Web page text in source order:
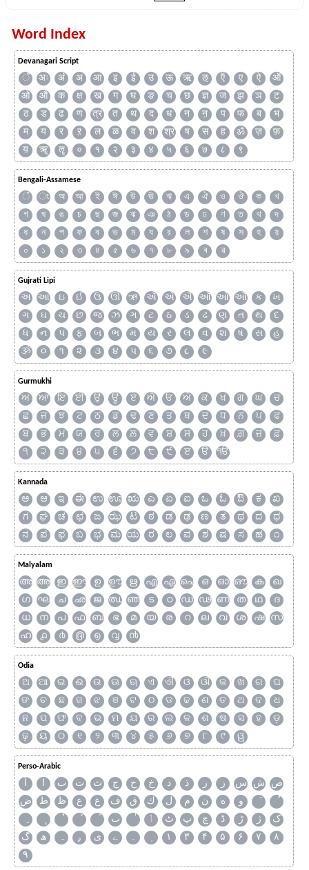
Word Index
Devanagari Script
ँ अः अं अ आ इ ई उ ऊ ऋ ऌ ऍ ए ऐ
ऑ
ओ
औ क क्ष ख ग घ ङ च छ ज्ञ ज झ ञ
ट
ठ
ड ढ ण त्र त थ द ध न ऩ प फ ब
भ
म
य र ऱ ल ळ व श श्र ष स ह ॐ ज़
फ़
य़
ॠ ॡ ० १ २ ३ ४ ५ ६ ७ ८ ९
Bengali-Assamese
ঁ ং অ আ ই ঈ উ ঊ ঋ এ ঐ ও ঔ ক
খ
গ
ঘ ঙ চ ছ জ ঝ ঞ ঠ ড ঢ ণ ত থ
দ
ধ
ন প ফ ব ভ ম য র ল শ ষ স হ
য়
০
১ ২ ৩ ৪ ৫ ৬ ৭ ৮ ৯ ৰ ৱ
Gujrati Lipi
અ આ ઇ ઈ ઉ ઊ ઋ ઍ એ ઐ ઑ ઓ ઔ ક
ખ
ગ
ઘ ચ છ જ ઝ ઞ ટ ઠ ડ ઢ ણ ત થ
દ
ધ
ન પ ફ બ ભ મ ય ર લ વ શ ષ સ
હ
ૐ
૦ ૧ ૨ ૩ ૪ ૫ ૬ ૭ ૮ ૯
Gurmukhi
ਅ ਆ ਇ ਈ ਉ ਊ ਏ ਐ ਓ ਔ ਕ ਖ ਗ ਘ
ਚ
ਛ
ਜ ਝ ਟ ਠ ਡ ਢ ਣ ਤ ਥ ਦ ਧ ਨ ਪ
ਫ
ਬ
ਭ ਮ ਯ ਰ ਲ ਲ਼ ਵ ਸ਼ ਸ ਹ ਖ਼ ਗ਼ ਜ਼
ਫ਼
੧
੨ ੩ ੪ ੫ ੬ ੭ ੮ ੯ ੲ ੳ ੴ
Kannada
ಅ ಆ ಇ ಈ ಉ ಊ ಋ ಎ ಏ ಐ ಒ ಓ ಔ ಕ
ಖ
ಗ
ಘ ಚ ಛ ಜ ಝ ಟ ಠ ಡ ಢ ಣ ತ ಥ ದ
ಧ
ನ
ಪ ಫ ಬ ಭ ಮ ಯ ರ ಲ ವ ಶ ಷ ಸ ಹ ೧
Malyalam
അ ആ ഇ ഈ ഉ ഊ ഋ എ ഏ ഐ ഒ ഓ ഔ ക
ഖ
ഗ
ഘ ച ഛ ജ ഝ ഞ ട ഠ ഡ ഢ ണ ത ഥ
ദ
ധ
ന പ ഫ ബ ഭ മ യ ര റ ല വ ശ ഷ
സ
ഹ
൧ ൪ ൫ ൭ ൮ ൯
Odia
ଅ ଆ ଇ ଈ ଉ ଊ ଋ ଏ ଐ ଓ ଔ କ ଖ ଗ
ଘ
ଙ
ଚ ଛ ଜ ଝ ଞ ଟ ଠ ଡ ଢ ଣ ତ ଥ ଦ
ଧ
ନ
ପ ଫ ବ ଭ ମ ଯ ର ଲ ଳ ଶ ଷ ସ ହ
ଡ଼
ଢ଼
ୟ ୦ ୧ ୨ ୩ ୪ ୫ ୬ ୭ ୮ ୯ ୱ
Perso-Arabic
آ ا ب ت ث ج ح خ د ذ ر ز س ش ص
ض
ط ظ ع غ ف ق ك ل م ن ه
و
ٮ
ٲ ٹ پ چ ڈ ڑ ژ
ک
گ
ھ ہ ۄ ی ے ۔ ۱ ۳ ۴ ۵ ۶ ۷
۸
۹